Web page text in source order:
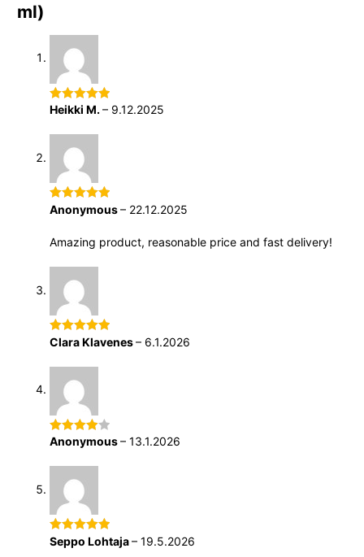
ml)
Arvostelu
Heikki M.– 9.12.2025
Arvostelu
5/ 5
Anonymous– 22.12.2025
Amazing product, reasonable price and fast delivery!
Arvostelu
Clara Klavenes– 6.1.2026
Arvostelu
Anonymous– 13.1.2026
Arvostelu
Seppo Lohtaja– 19.5.2026